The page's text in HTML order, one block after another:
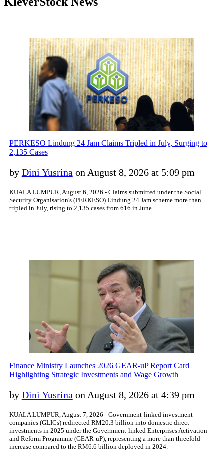
PERKESO Lindung 24 Jam Claims Tripled in July, Surging to
2,135 Cases
by Dini Yusrina on August 8, 2026 at 5:09 pm
KUALA LUMPUR, August 6, 2026 - Claims submitted under the Social
Security Organisation's (PERKESO) Lindung 24 Jam scheme more than
tripled in July, rising to 2,135 cases from 616 in June.
Finance Ministry Launches 2026 GEAR-uP Report Card
Highlighting Strategic Investments and Wage Growth
by Dini Yusrina on August 8, 2026 at 4:39 pm
KUALA LUMPUR, August 7, 2026 - Government-linked investment
companies (GLICs) redirected RM20.3 billion into domestic direct
investments in 2025 under the Government-linked Enterprises Activation
and Reform Programme (GEAR-uP), representing a more than threefold
increase compared to the RM6.6 billion deployed in 2024.